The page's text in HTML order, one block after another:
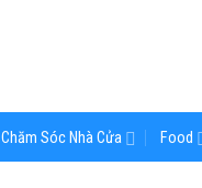
Chăm Sóc Nhà Cửa Food